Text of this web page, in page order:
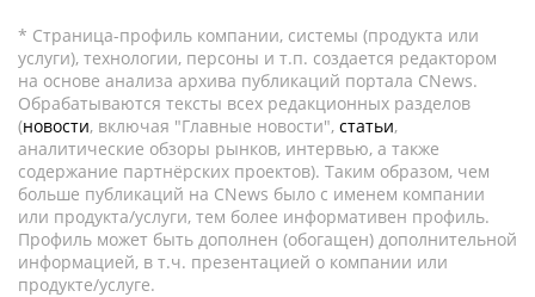
* Страница-профиль компании, системы (продукта или
услуги), технологии, персоны и т.п. создается редактором
на основе анализа архива публикаций портала CNews.
Обрабатываются тексты всех редакционных разделов
(новости, включая "Главные новости", статьи,
аналитические обзоры рынков, интервью, а также
содержание партнёрских проектов). Таким образом, чем
больше публикаций на CNews было с именем компании
или продукта/услуги, тем более информативен профиль.
Профиль может быть дополнен (обогащен) дополнительной
информацией, в т.ч. презентацией о компании или
продукте/услуге.